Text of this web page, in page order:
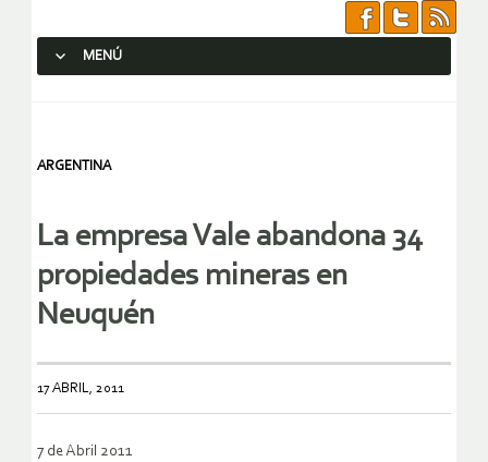
MENÚ
ARGENTINA
La empresa Vale abandona 34
propiedades mineras en
Neuquén
17 ABRIL, 2011
7 de Abril 2011